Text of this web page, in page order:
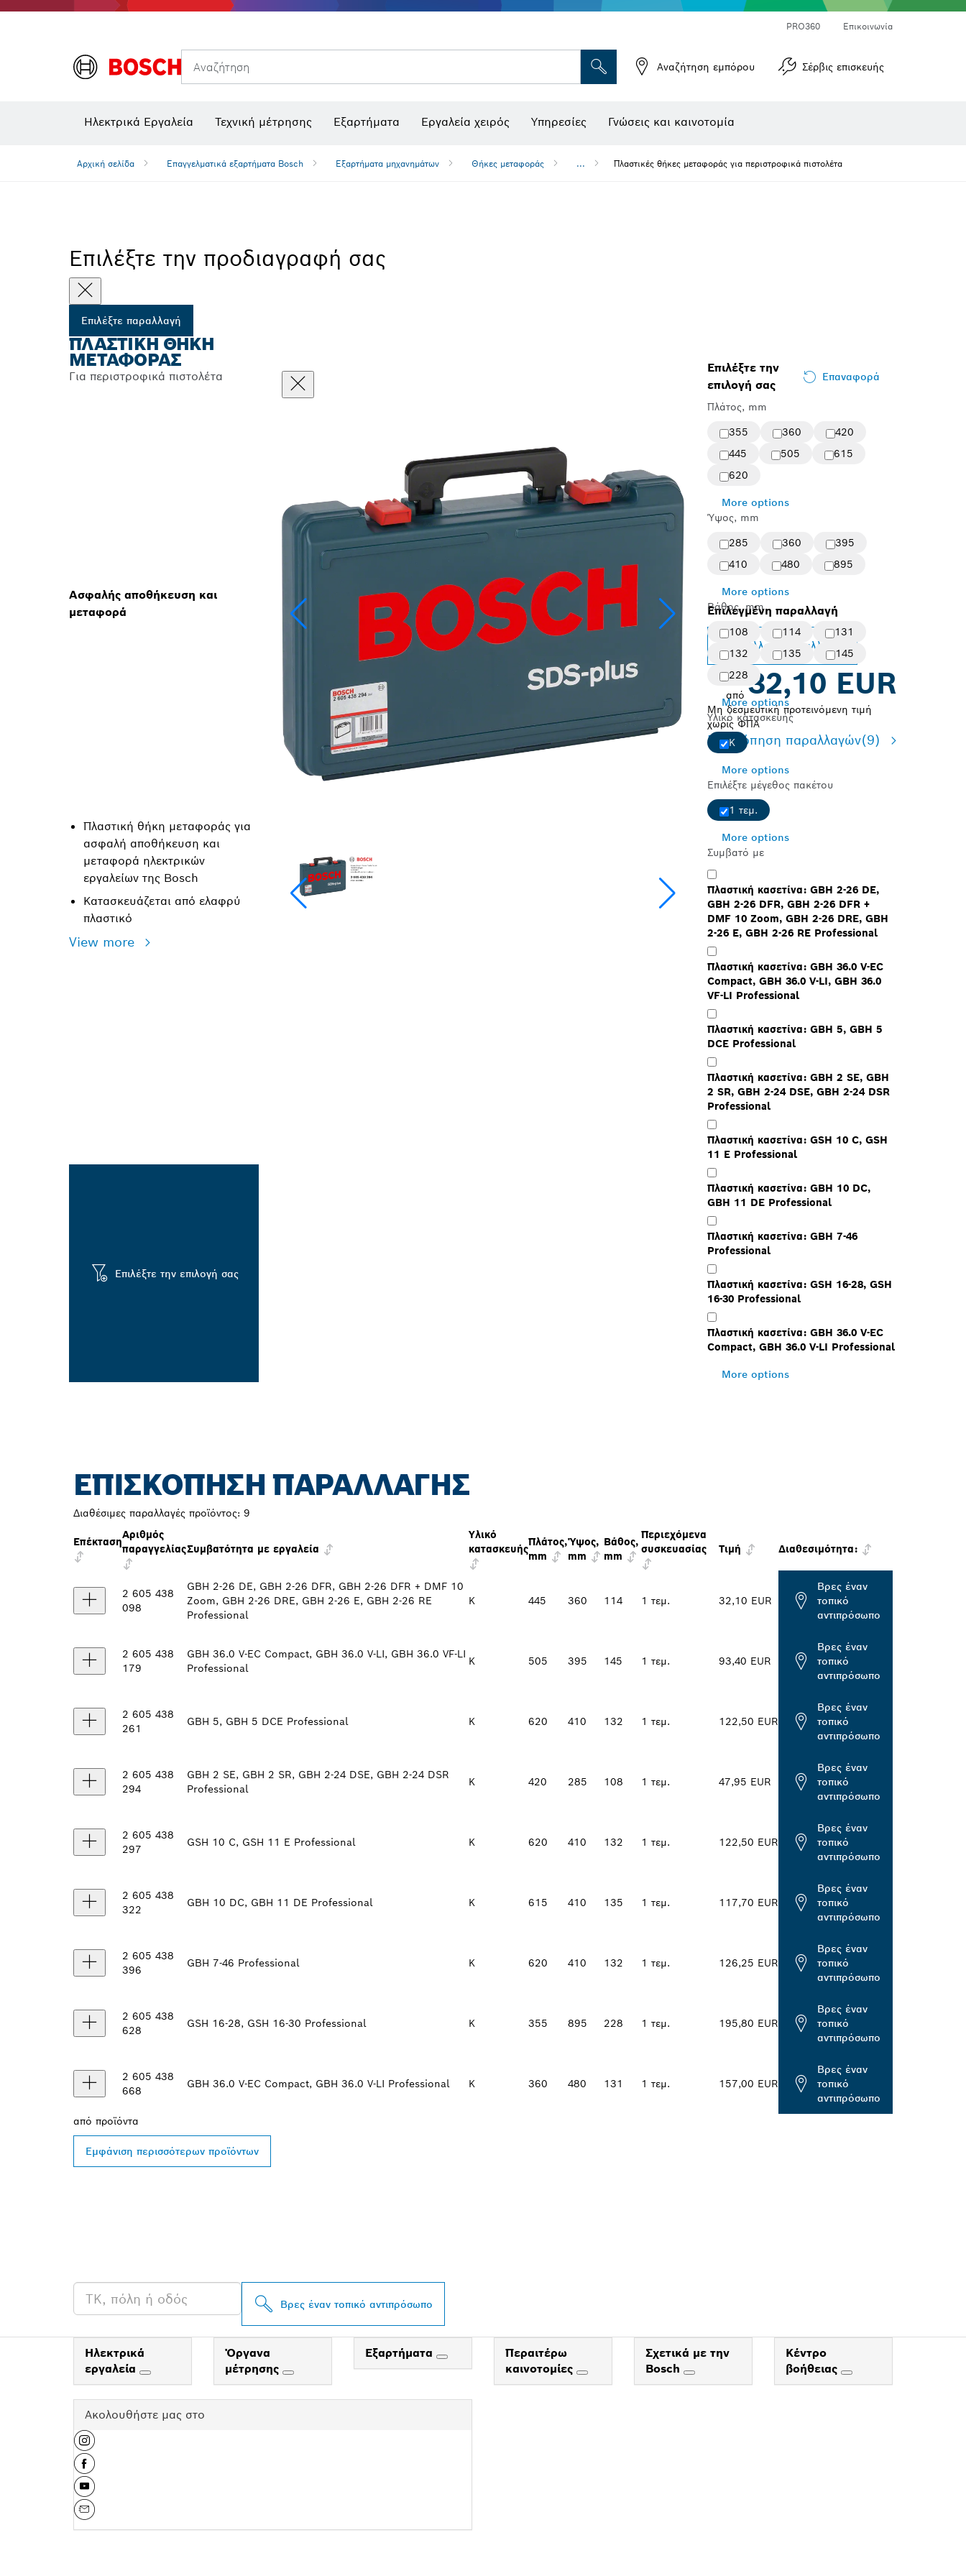
PRO360 Επικοινωνία
Αναζήτηση Αναζήτηση εμπόρου Σέρβις επισκευής
Ηλεκτρικά Εργαλεία Τεχνική μέτρησης Εξαρτήματα Εργαλεία χειρός Υπηρεσίες Γνώσεις και καινοτομία
Αρχική σελίδα Επαγγελματικά εξαρτήματα Bosch Εξαρτήματα μηχανημάτων Θήκες μεταφοράς ... Πλαστικές θήκες μεταφοράς για περιστροφικά πιστολέτα
Επιλέξτε την προδιαγραφή σας
Επιλέξτε παραλλαγή
ΠΛΑΣΤΙΚΉ ΘΉΚΗ
ΜΕΤΑΦΟΡΆΣ
Για περιστροφικά πιστολέτα
Ασφαλής αποθήκευση και
μεταφορά
Πλαστική θήκη μεταφοράς για
ασφαλή αποθήκευση και
μεταφορά ηλεκτρικών
εργαλείων της Bosch
Κατασκευάζεται από ελαφρύ
πλαστικό
View more
Επιλέξτε την επιλογή σας
Επιλέξτε την
επιλογή σας
Επαναφορά
Πλάτος, mm
355
360
420
445
505
615
620
More options
Ύψος, mm
285
360
395
410
480 895
More options
Βάθος, mm
108
114
131
132
135
145
228
More options
Υλικό κατασκευής
K
More options
Επιλέξτε μέγεθος πακέτου
1 τεμ.
More options
Συμβατό με
Πλαστική κασετίνα: GBH 2-26 DE,
GBH 2-26 DFR, GBH 2-26 DFR +
DMF 10 Zoom, GBH 2-26 DRE, GBH
2-26 E, GBH 2-26 RE Professional
Πλαστική κασετίνα: GBH 36.0 V-EC
Compact, GBH 36.0 V-LI, GBH 36.0
VF-LI Professional
Πλαστική κασετίνα: GBH 5, GBH 5
DCE Professional
Πλαστική κασετίνα: GBH 2 SE, GBH
2 SR, GBH 2-24 DSE, GBH 2-24 DSR
Professional
Πλαστική κασετίνα: GSH 10 C, GSH
11 E Professional
Πλαστική κασετίνα: GBH 10 DC,
GBH 11 DE Professional
Πλαστική κασετίνα: GBH 7-46
Professional
Πλαστική κασετίνα: GSH 16-28, GSH
16-30 Professional
Πλαστική κασετίνα: GBH 36.0 V-EC
Compact, GBH 36.0 V-LI Professional
More options
Επιλεγμένη παραλλαγή
Αλλαγή παραλλαγής
από 32,10 EUR
Μη δεσμευτική προτεινόμενη τιμή
χωρίς ΦΠΑ
Επισκόπηση παραλλαγών(9)
ΕΠΙΣΚΌΠΗΣΗ ΠΑΡΑΛΛΑΓΉΣ
Διαθέσιμες παραλλαγές προϊόντος: 9
Επέκταση
Αριθμός
παραγγελίαςΣυμβατότητα με εργαλεία
Υλικό
κατασκευής
Πλάτος,
mm
Ύψος,
mm
Βάθος,
mm
Περιεχόμενα
συσκευασίας
Τιμή Διαθεσιμότητα:
2 605 438
098
GBH 2-26 DE, GBH 2-26 DFR, GBH 2-26 DFR + DMF 10
Zoom, GBH 2-26 DRE, GBH 2-26 E, GBH 2-26 RE
Professional
K 445 360 114 1 τεμ. 32,10 EUR
Βρες έναν
τοπικό
αντιπρόσωπο
2 605 438
179
GBH 36.0 V-EC Compact, GBH 36.0 V-LI, GBH 36.0 VF-LI
Professional
K 505 395 145 1 τεμ. 93,40 EUR
Βρες έναν
τοπικό
αντιπρόσωπο
2 605 438
261
GBH 5, GBH 5 DCE Professional K 620 410 132 1 τεμ. 122,50 EUR
Βρες έναν
τοπικό
αντιπρόσωπο
2 605 438
294
GBH 2 SE, GBH 2 SR, GBH 2-24 DSE, GBH 2-24 DSR
Professional
K 420 285 108 1 τεμ. 47,95 EUR
Βρες έναν
τοπικό
αντιπρόσωπο
2 605 438
297
GSH 10 C, GSH 11 E Professional K 620 410 132 1 τεμ. 122,50 EUR
Βρες έναν
τοπικό
αντιπρόσωπο
2 605 438
322
GBH 10 DC, GBH 11 DE Professional K 615 410 135 1 τεμ. 117,70 EUR
Βρες έναν
τοπικό
αντιπρόσωπο
2 605 438
396
GBH 7-46 Professional K 620 410 132 1 τεμ. 126,25 EUR
Βρες έναν
τοπικό
αντιπρόσωπο
2 605 438
628
GSH 16-28, GSH 16-30 Professional K 355 895 228 1 τεμ. 195,80 EUR
Βρες έναν
τοπικό
αντιπρόσωπο
2 605 438
668
GBH 36.0 V-EC Compact, GBH 36.0 V-LI Professional K 360 480 131 1 τεμ. 157,00 EUR
Βρες έναν
τοπικό
αντιπρόσωπο
από προϊόντα
Εμφάνιση περισσότερων προϊόντων
Βρες έναν τοπικό αντιπρόσωπο
Ηλεκτρικά
εργαλεία
Όργανα
μέτρησης
Εξαρτήματα
Περαιτέρω
καινοτομίες
Σχετικά με την
Bosch
Κέντρο
βοήθειας
Ακολουθήστε μας στο